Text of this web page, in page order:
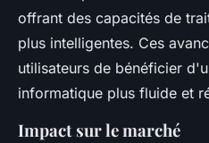
offrant des capacités de
plus intelligentes. Ces
utilisateurs de bénéficier
informatique plus fluide et
Impact sur le marché